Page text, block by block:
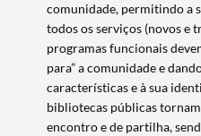
comunidade, permitindo a
todos os serviços (novos e
programas funcionais
para” a comunidade e
características e à sua
bibliotecas públicas
encontro e de partilha,